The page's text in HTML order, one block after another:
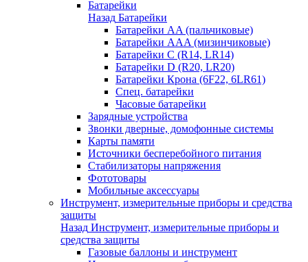
Батарейки
Назад Батарейки
Батарейки AA (пальчиковые)
Батарейки AAA (мизинчиковые)
Батарейки C (R14, LR14)
Батарейки D (R20, LR20)
Батарейки Крона (6F22, 6LR61)
Спец. батарейки
Часовые батарейки
Зарядные устройства
Звонки дверные, домофонные системы
Карты памяти
Источники бесперебойного питания
Стабилизаторы напряжения
Фототовары
Мобильные аксессуары
Инструмент, измерительные приборы и средства
защиты
Назад Инструмент, измерительные приборы и
средства защиты
Газовые баллоны и инструмент